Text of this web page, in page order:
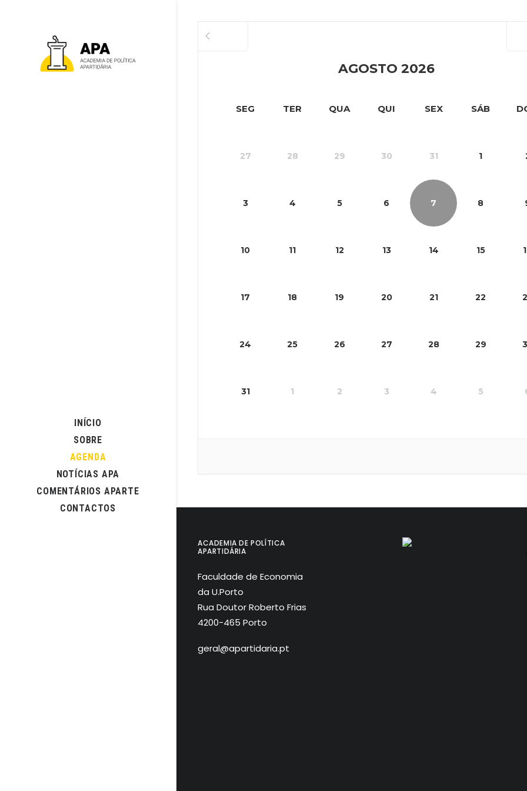
INÍCIO
SOBRE
AGENDA
NOTÍCIAS APA
COMENTÁRIOS APARTE
CONTACTOS
AGOSTO 2026
SEG TER QUA QUI SEX SÁB
27 28 29 30 31 1
3 4 5 6 7 8
10 11 12 13 14 15
17 18 19 20 21 22
24 25 26 27 28 29
31 1 2 3 4 5
ACADEMIA DE POLÍTICA
APARTIDÁRIA
Faculdade de Economia
da U.Porto
Rua Doutor Roberto Frias
4200-465 Porto
geral@apartidaria.pt